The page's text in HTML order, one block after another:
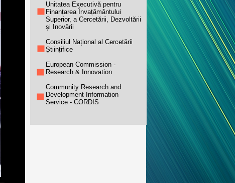
Unitatea Executivă pentru
Finanțarea Învațământului
Superior, a Cercetării, Dezvoltării
și Inovării
Consiliul Național al Cercetării
Științifice
European Commission -
Research & Innovation
Community Research and
Development Information
Service - CORDIS